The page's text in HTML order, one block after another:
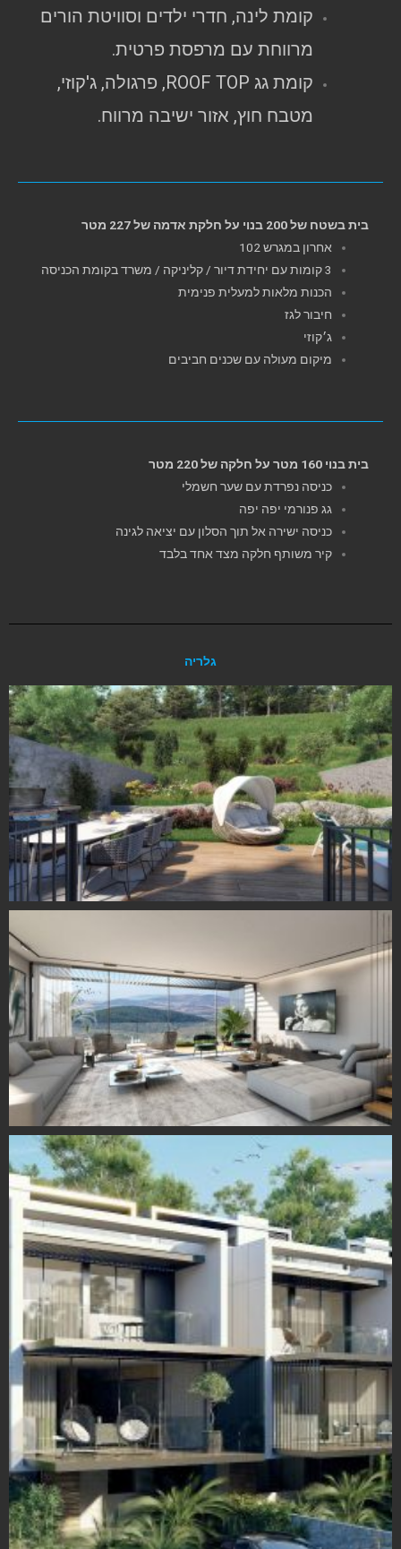
קומת לינה, חדרי ילדים וסוויטת הורים
מרווחת עם מרפסת פרטית.
קומת גג ROOF TOP, פרגולה, ג'קוזי,
מטבח חוץ, אזור ישיבה מרווח.
בית בשטח של 200 בנוי על חלקת אדמה של 227 מטר
אחרון במגרש 102
3 קומות עם יחידת דיור / קליניקה / משרד בקומת הכניסה
הכנות מלאות למעלית פנימית
חיבור לגז
ג׳קוזי
מיקום מעולה עם שכנים חביבים
בית בנוי 160 מטר על חלקה של 220 מטר
כניסה נפרדת עם שער חשמלי
גג פנורמי יפה יפה
כניסה ישירה אל תוך הסלון עם יציאה לגינה
קיר משותף חלקה מצד אחד בלבד
גלריה